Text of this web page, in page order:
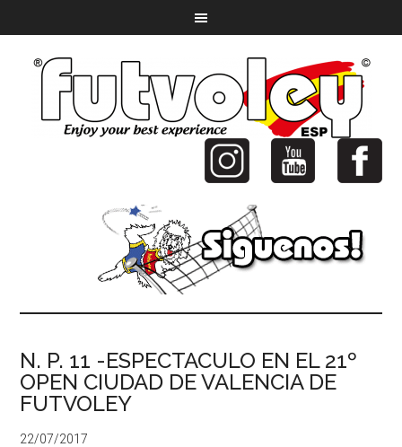
N. P. 11 -ESPECTACULO EN EL 21º
OPEN CIUDAD DE VALENCIA DE
FUTVOLEY
22/07/2017